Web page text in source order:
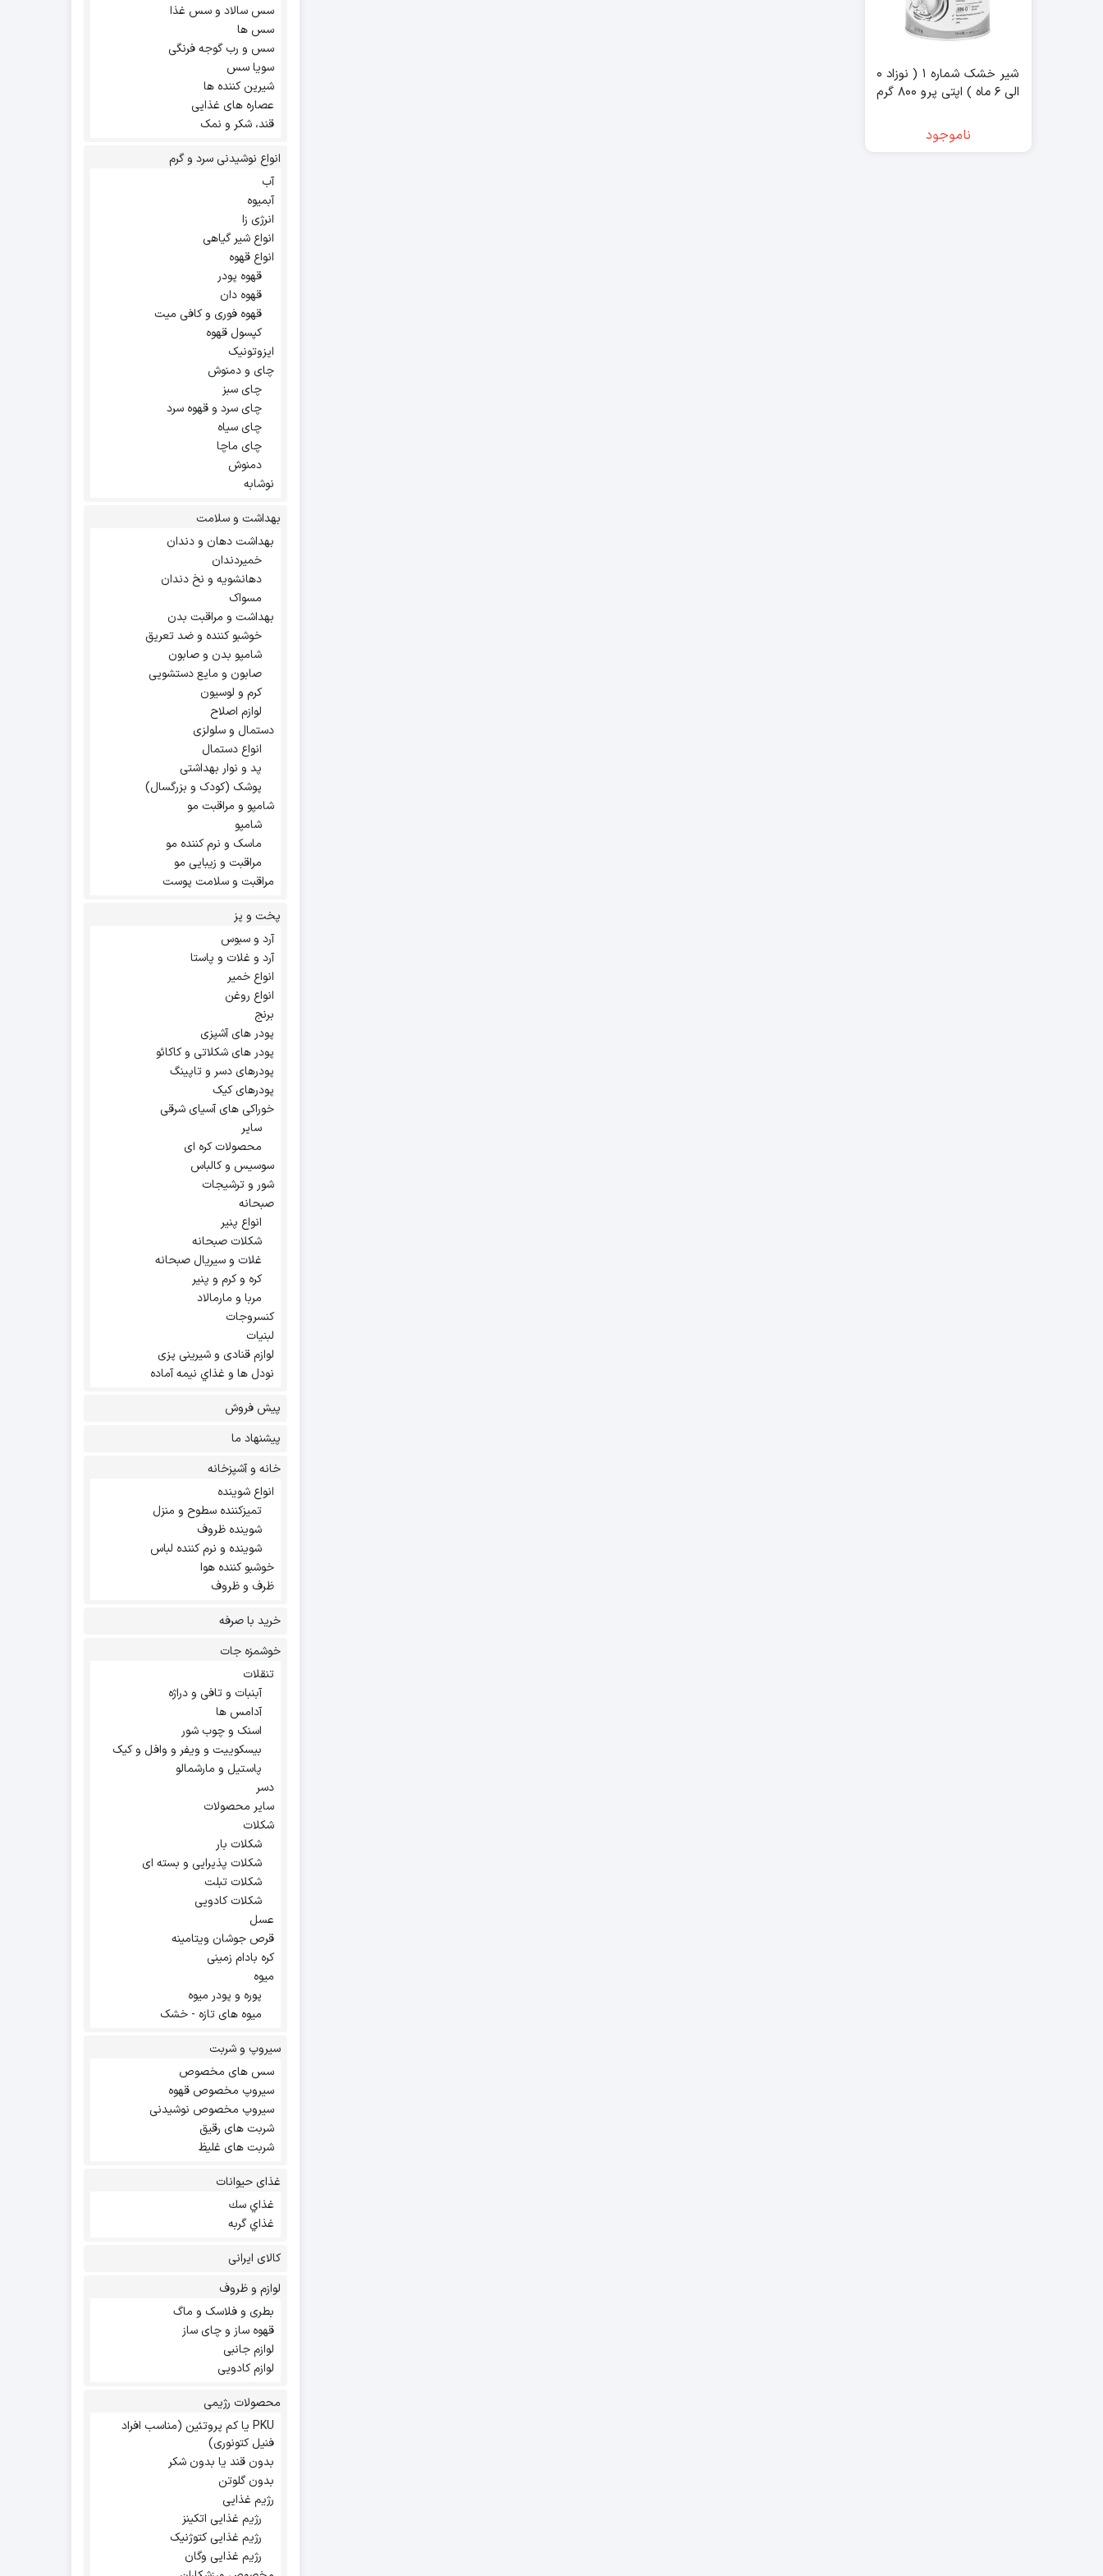
شیر خشک شماره ۱ ( نوزاد ۰
الی ۶ ماه ) اپتی پرو ۸۰۰ گرم
ناموجود
سس سالاد و سس غذا
سس ها
سس و رب گوجه فرنگی
سویا سس
شیرین کننده ها
عصاره های غذایی
قند، شکر و نمک
انواع نوشیدنی سرد و گرم
آب
آبمیوه
انرژی زا
انواع شیر گیاهی
انواع قهوه
قهوه پودر
قهوه دان
قهوه فوری و کافی میت
کپسول قهوه
ایزوتونیک
چای و دمنوش
چای سبز
چای سرد و قهوه سرد
چای سیاه
چای ماچا
دمنوش
نوشابه
بهداشت و سلامت
بهداشت دهان و دندان
خمیردندان
دهانشویه و نخ دندان
مسواک
بهداشت و مراقبت بدن
خوشبو کننده و ضد تعریق
شامپو بدن و صابون
صابون و مایع دستشویی
کرم و لوسیون
لوازم اصلاح
دستمال و سلولزی
انواع دستمال
پد و نوار بهداشتی
پوشک (کودک و بزرگسال)
شامپو و مراقبت مو
شامپو
ماسک و نرم کننده مو
مراقبت و زیبایی مو
مراقبت و سلامت پوست
پخت و پز
آرد و سبوس
آرد و غلات و پاستا
انواع خمیر
انواع روغن
برنج
پودر های آشپزی
پودر های شکلاتی و کاکائو
پودرهای دسر و تاپینگ
پودرهای کیک
خوراکی های آسیای شرقی
سایر
محصولات کره ای
سوسیس و کالباس
شور و ترشیجات
صبحانه
انواع پنیر
شکلات صبحانه
غلات و سیریال صبحانه
کره و کرم و پنیر
مربا و مارمالاد
کنسروجات
لبنیات
لوازم قنادی و شیرینی پزی
نودل ها و غذاي نيمه آماده
پیش فروش
پیشنهاد ما
خانه و آشپزخانه
انواع شوینده
تمیزکننده سطوح و منزل
شوینده ظروف
شوینده و نرم کننده لباس
خوشبو کننده هوا
ظرف و ظروف
خرید با صرفه
خوشمزه جات
تنقلات
آبنبات و تافی و دراژه
آدامس ها
اسنک و چوب شور
بیسکوییت و ویفر و وافل و کیک
پاستیل و مارشمالو
دسر
سایر محصولات
شکلات
شکلات بار
شکلات پذیرایی و بسته ای
شکلات تبلت
شکلات کادویی
عسل
قرص جوشان ویتامینه
کره بادام زمینی
میوه
پوره و پودر میوه
میوه های تازه - خشک
سیروپ و شربت
سس های مخصوص
سیروپ مخصوص قهوه
سیروپ مخصوص نوشیدنی
شربت های رقیق
شربت های غلیظ
غذای حیوانات
غذاي سك
غذاي گربه
کالای ایرانی
لوازم و ظروف
بطری و فلاسک و ماگ
قهوه ساز و چای ساز
لوازم جانبی
لوازم کادویی
محصولات رژیمی
PKU یا کم پروتئین (مناسب افراد
فنیل کتونوری)
بدون قند یا بدون شکر
بدون گلوتن
رژیم غذایی
رژیم غذایی اتکینز
رژیم غذایی کتوژنیک
رژیم غذایی وگان